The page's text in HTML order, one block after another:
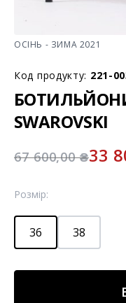
ОСІНЬ - ЗИМА 2021
Код продукту: 221-
SWAROVSKI
67 600,00₴33
Розмір:
36 38